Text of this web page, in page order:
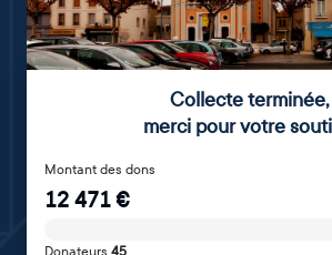
Collecte terminée,
merci pour votre
Montant des dons
12 471€
Donateurs 45